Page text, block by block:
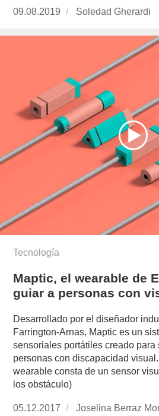
Publicado
09.08.2019
https://
Soledad Gherardi
Tecnología
Maptic, el wearable de
guiar a personas con
Desarrollado por el diseñador
Farrington-Arnas, Maptic es un
sensoriales portátiles creado para
personas con discapacidad
wearable consta de un sensor
los obstáculo)
Publicado
05.12.2017
https://
Joselina Berraz